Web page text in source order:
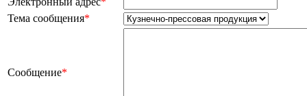
Тема сообщения*
Сообщение*